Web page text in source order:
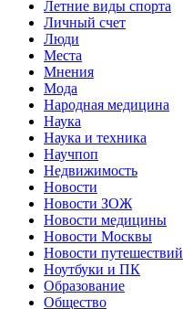
Летние виды спорта
Личный счет
Люди
Места
Мнения
Мода
Народная медицина
Наука
Наука и техника
Научпоп
Недвижимость
Новости
Новости ЗОЖ
Новости медицины
Новости Москвы
Новости путешествий
Ноутбуки и ПК
Образование
Общество